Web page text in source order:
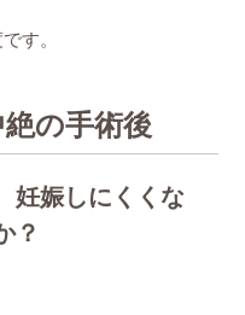
す。
の手術後
妊娠しにくくな
？